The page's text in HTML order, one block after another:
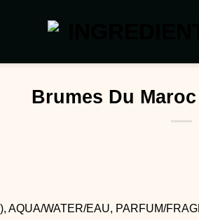
Brumes Du
AQUA/WATER/EAU, PARFUM/